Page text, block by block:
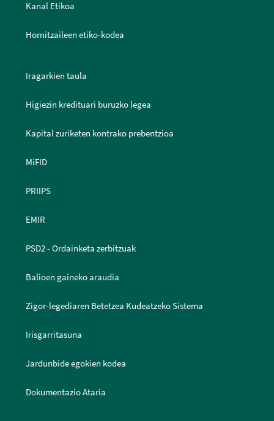
Kanal Etikoa
Hornitzaileen etiko-kodea
Iragarkien taula
Higiezin kredituari buruzko legea
Kapital zuriketen kontrako prebentzioa
MiFID
PRIIPS
EMIR
PSD2 - Ordainketa zerbitzuak
Balioen gaineko araudia
Zigor-legediaren Betetzea Kudeatzeko Sistema
Irisgarritasuna
Jardunbide egokien kodea
Dokumentazio Ataria